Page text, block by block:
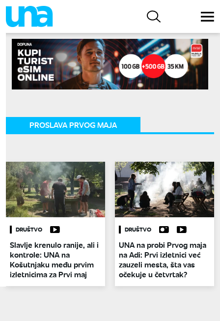
PROSLAVA PRVOG MAJA
DRUŠTVO
Slavlje krenulo ranije, ali i
kontrole: UNA na
Košutnjaku među prvim
izletnicima za Prvi maj
DRUŠTVO
UNA na probi Prvog maja
na Adi: Prvi izletnici već
zauzeli mesta, šta vas
očekuje u četvrtak?